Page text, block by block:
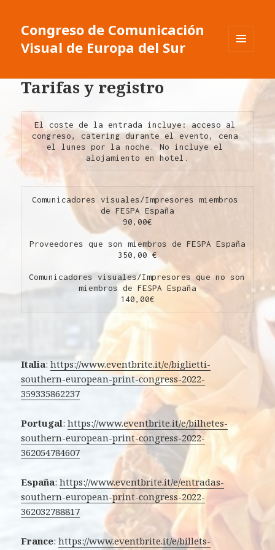
Congreso de Comunicación
Visual de Europa del Sur
WIDGETS
Tarifas y registro
El coste de la entrada incluye: acceso al
congreso, catering durante el evento, cena
el lunes por la noche. No incluye el
alojamiento en hotel.
Comunicadores visuales/Impresores miembros
de FESPA España
90,00€
Proveedores que son miembros de FESPA España
350,00 €
Comunicadores visuales/Impresores que no son
miembros de FESPA España
140,00€
Italia:https://www.eventbrite.it/e/biglietti-
southern-european-print-congress-2022-
359335862237
Portugal:https://www.eventbrite.it/e/bilhetes-
southern-european-print-congress-2022-
362054784607
España:https://www.eventbrite.it/e/entradas-
southern-european-print-congress-2022-
362032788817
France:https://www.eventbrite.it/e/billets-